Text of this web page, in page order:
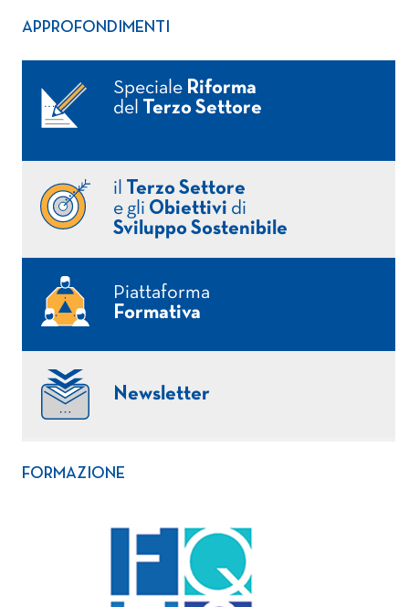
APPROFONDIMENTI
Speciale Riforma
del
Terzo Settore
il
Terzo Settore
e gli Obiettivi di
Sviluppo Sostenibile
Piattaforma
Formativa
Newsletter
FORMAZIONE